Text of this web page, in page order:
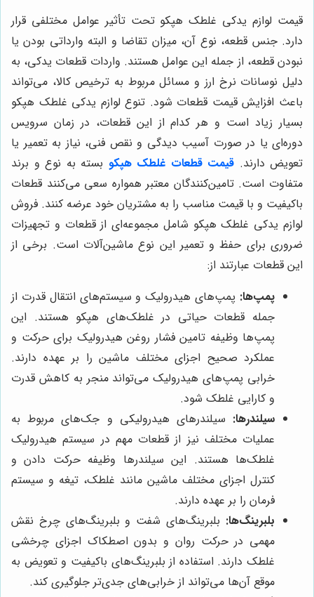
قیمت لوازم یدکی غلطک هپکو تحت تأثیر عوامل مختلفی قرار
دارد. جنس قطعه، نوع آن، میزان تقاضا و البته وارداتی بودن یا
نبودن قطعه، از جمله این عوامل هستند. واردات قطعات یدکی، به
دلیل نوسانات نرخ ارز و مسائل مربوط به ترخیص کالا، می‌تواند
باعث افزایش قیمت قطعات شود. تنوع لوازم یدکی غلطک هپکو
بسیار زیاد است و هر کدام از این قطعات، در زمان سرویس
دوره‌ای یا در صورت آسیب دیدگی و نقص فنی، نیاز به تعمیر یا
تعویض دارند. قیمت قطعات غلطک هپکو بسته به نوع و برند
متفاوت است. تامین‌کنندگان معتبر همواره سعی می‌کنند قطعات
باکیفیت و با قیمت مناسب را به مشتریان خود عرضه کنند. فروش
لوازم یدکی غلطک هپکو شامل مجموعه‌ای از قطعات و تجهیزات
ضروری برای حفظ و تعمیر این نوع ماشین‌آلات است. برخی از
این قطعات عبارتند از:
پمپ‌ها: پمپ‌های هیدرولیک و سیستم‌های انتقال قدرت از
جمله قطعات حیاتی در غلطک‌های هپکو هستند. این
پمپ‌ها وظیفه تامین فشار روغن هیدرولیک برای حرکت و
عملکرد صحیح اجزای مختلف ماشین را بر عهده دارند.
خرابی پمپ‌های هیدرولیک می‌تواند منجر به کاهش قدرت
و کارایی غلطک شود.
سیلندرها: سیلندرهای هیدرولیکی و جک‌های مربوط به
عملیات مختلف نیز از قطعات مهم در سیستم هیدرولیک
غلطک‌ها هستند. این سیلندرها وظیفه حرکت دادن و
کنترل اجزای مختلف ماشین مانند غلطک، تیغه و سیستم
فرمان را بر عهده دارند.
بلبرینگ‌ها: بلبرینگ‌های شفت و بلبرینگ‌های چرخ نقش
مهمی در حرکت روان و بدون اصطکاک اجزای چرخشی
غلطک دارند. استفاده از بلبرینگ‌های باکیفیت و تعویض به
موقع آن‌ها می‌تواند از خرابی‌های جدی‌تر جلوگیری کند.